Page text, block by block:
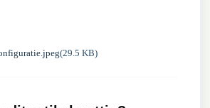
(29.5 KB)